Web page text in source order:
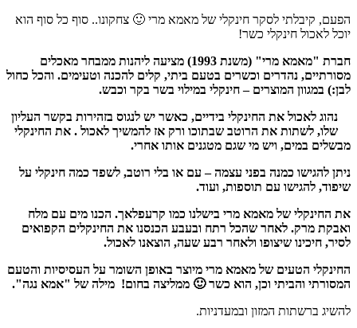
הפעם, קיבלתי לסקר חינקלי של מאמא מרי 🙂 צחקונו.. סוף כל סוף הוא
יוכל לאכול חינקלי כשר!
חברת "מאמא מרי" (משנת 1993) מציעה ליהנות ממבחר מאכלים
מסורתיים, נהדרים וכשרים בטעם ביתי, קלים להכנה וטעימים. והכל כחול
לבן:) במגוון המוצרים – חינקלי במילוי בשר בקר וכבש.
נהוג לאכול את החינקלי בידיים, כאשר יש לנגוס בזהירות בקשר העליון
שלו, לשתות את הרוטב שבתוכו ורק אז להמשיך לאכול . את החינקלי
מבשלים במים, ויש מי שגם מטגנים אותו אחרי.
ניתן להגישו כמנה בפני עצמה – עם או בלי רוטב, לשפד כמה חינקלי על
שיפוד, להגישו עם תוספות, ועוד.
את החינקלי של מאמא מרי בישלנו כמו קרעפלאך. הכנו מים עם מלח
ואבקת מרק. לאחר שהכל רתח ובעבע הכנסנו את החינקלים הקפואים
לסיר, חיכינו שיצופו ולאחר רבע שעה, הוצאנו לאכול.
החינקלי הטעים של מאמא מרי מיוצר באופן השומר על העסיסיות והטעם
המסורתי והביתי וכן, הוא כשר 🙂 ממליצה בחום! מילה של "אמא נגה".
להשיג ברשתות המזון ובמעדניות.